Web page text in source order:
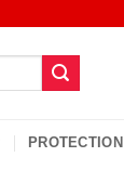
PROTECTION